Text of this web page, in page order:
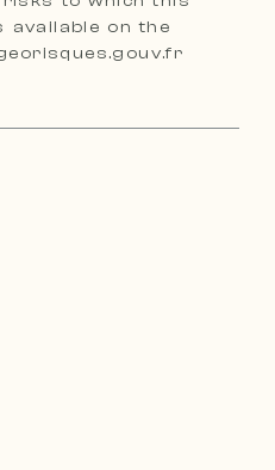
available on the